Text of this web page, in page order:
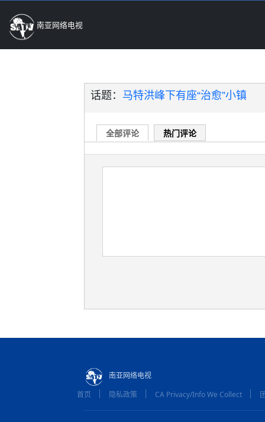
南亚网络电视
话题： 马特洪峰下有座“治愈”小镇
全部评论 热门评论
南亚网络电视
首页
隐私政策 CA Privacy/Info We Collect